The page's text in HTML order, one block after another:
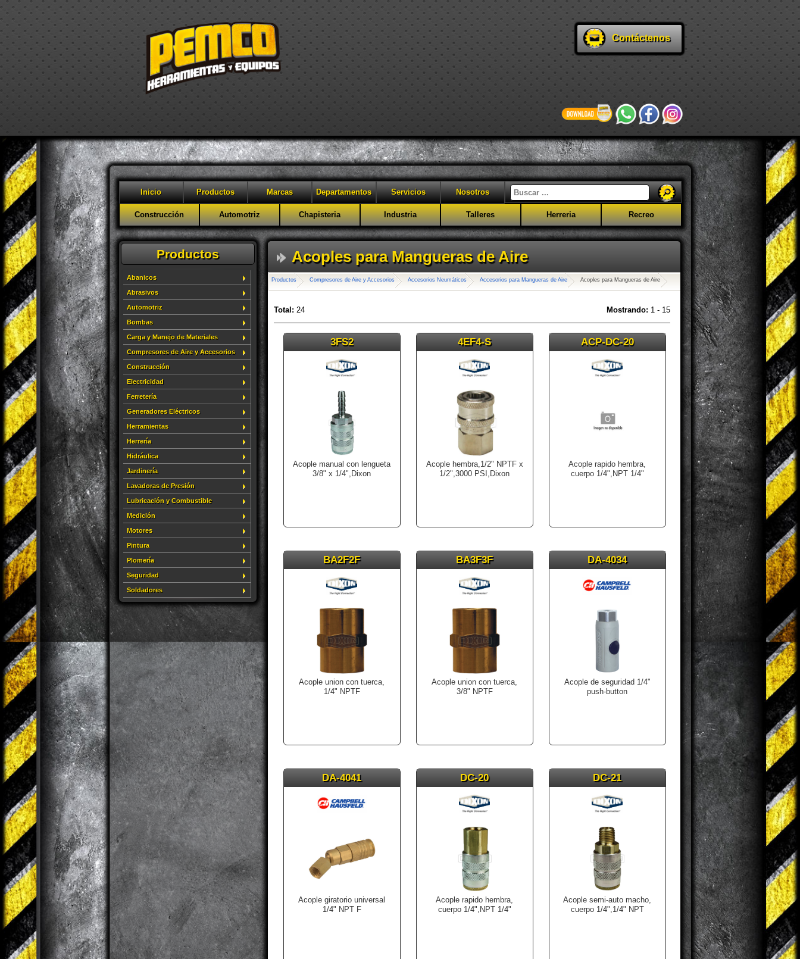
Contáctenos
Inicio Productos Marcas Departamentos Servicios Nosotros
Construcción Automotriz Chapisteria Industria Talleres Herreria Recreo
Productos
Abanicos
Abrasivos
Automotriz
Bombas
Carga y Manejo de Materiales
Compresores de Aire y Accesorios
Construcción
Electricidad
Ferretería
Generadores Eléctricos
Herramientas
Herrería
Hidráulica
Jardinería
Lavadoras de Presión
Lubricación y Combustible
Medición
Motores
Pintura
Plomería
Seguridad
Soldadores
Acoples para Mangueras de Aire
Productos Compresores de Aire y Accesorios Accesorios Neumáticos Accesorios para Mangueras de Aire Acoples para Mangueras de Aire
Total: 24 Mostrando: 1 - 15
3FS2
Acople manual con lengueta
3/8" x 1/4",Dixon
4EF4-S
Acople hembra,1/2" NPTF x
1/2",3000 PSI,Dixon
ACP-DC-20
Acople rapido hembra,
cuerpo 1/4",NPT 1/4"
BA2F2F
Acople union con tuerca,
1/4" NPTF
BA3F3F
Acople union con tuerca,
3/8" NPTF
DA-4034
Acople de seguridad 1/4"
push-button
DA-4041
Acople giratorio universal
1/4" NPT F
DC-20
Acople rapido hembra,
cuerpo 1/4",NPT 1/4"
DC-21
Acople semi-auto macho,
cuerpo 1/4",1/4" NPT